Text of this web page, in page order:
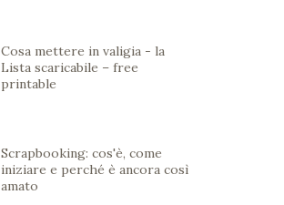
Cosa mettere in valigia - la
Lista scaricabile – free
printable
Scrapbooking: cos'è, come
iniziare e perché è ancora così
amato